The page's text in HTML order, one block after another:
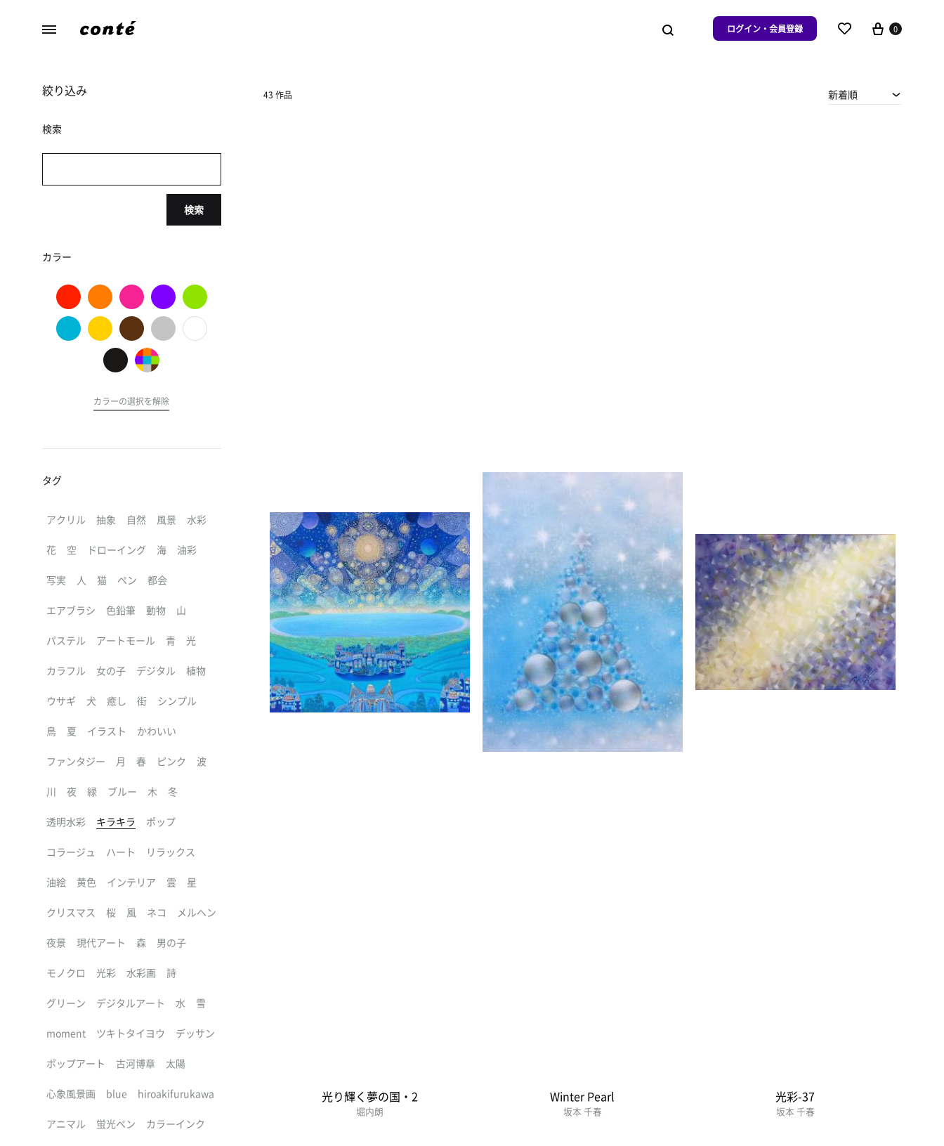
ら
た
の
ログイン・会員登録 0
43 作品 新着順
光り輝く夢の国・2
堀内朗
Winter Pearl
坂本 千春
光彩-37
坂本 千春
絞り込み
検索
検索
カラー
カラーの選択を解除
タグ
アクリル 抽象 自然 風景 水彩
花 空 ドローイング 海 油彩
写実 人 猫 ペン 都会
エアブラシ 色鉛筆 動物 山
パステル アートモール 青 光
カラフル 女の子 デジタル 植物
ウサギ 犬 癒し 街 シンプル
鳥 夏 イラスト かわいい
ファンタジー 月 春 ピンク 波
川 夜 緑 ブルー 木 冬
透明水彩 キラキラ ポップ
コラージュ ハート リラックス
油絵 黄色 インテリア 雲 星
クリスマス 桜 風 ネコ メルヘン
夜景 現代アート 森 男の子
モノクロ 光彩 水彩画 詩
グリーン デジタルアート 水 雪
moment ツキトタイヨウ デッサン
ポップアート 古河博章 太陽
心象風景画 blue hiroakifurukawa
アニマル 蛍光ペン カラーインク